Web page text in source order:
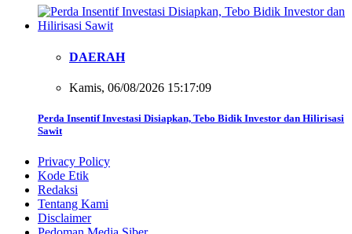
DAERAH
Kamis, 06/08/2026 15:17:09
Perda Insentif Investasi Disiapkan, Tebo Bidik Investor dan Hilirisasi
Sawit
Privacy Policy
Kode Etik
Redaksi
Tentang Kami
Disclaimer